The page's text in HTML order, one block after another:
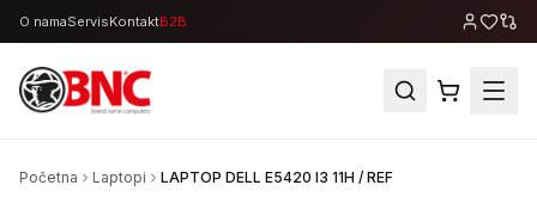
O namaServisKontaktB2B
Početna Laptopi LAPTOP DELL E5420 I3 11H / REF